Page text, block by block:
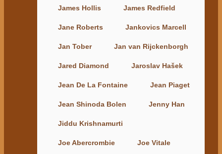
James Hollis James Redfield
Jane Roberts Jankovics Marcell
Jan Tober Jan van Rijckenborgh
Jared Diamond Jaroslav Hašek
Jean De La Fontaine Jean Piaget
Jean Shinoda Bolen Jenny Han
Jiddu Krishnamurti
Joe Abercrombie Joe Vitale